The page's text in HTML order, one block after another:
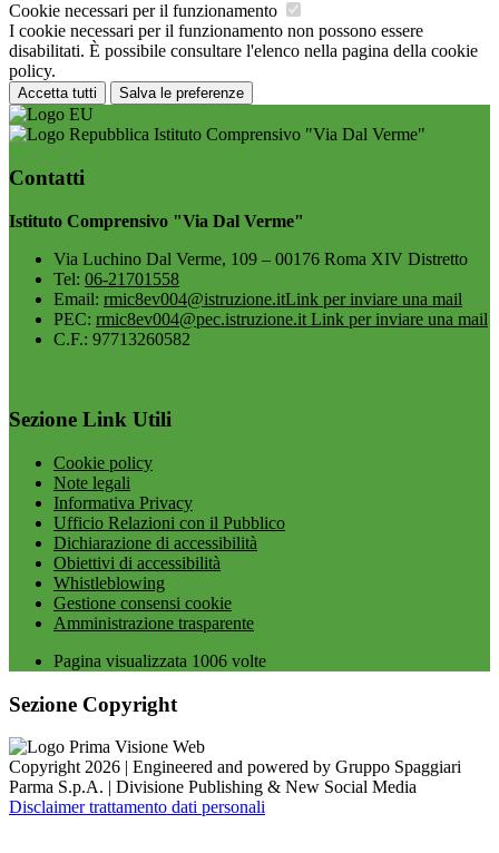
Cookie necessari per il funzionamento
I cookie necessari per il funzionamento non possono essere
disabilitati. È possibile consultare l'elenco nella pagina della cookie
policy.
Accetta tutti Salva le preferenze
Istituto Comprensivo "Via Dal Verme"
Contatti
Istituto Comprensivo "Via Dal Verme"
Via Luchino Dal Verme, 109 – 00176 Roma XIV Distretto
Tel: 06-21701558
Email: rmic8ev004@istruzione.itLink per inviare una mail
PEC: rmic8ev004@pec.istruzione.it Link per inviare una mail
C.F.: 97713260582
Sezione Link Utili
Cookie policy
Note legali
Informativa Privacy
Ufficio Relazioni con il Pubblico
Dichiarazione di accessibilità
Obiettivi di accessibilità
Whistleblowing
Gestione consensi cookie
Amministrazione trasparente
Pagina visualizzata 1006 volte
Sezione Copyright
Copyright 2026 | Engineered and powered by Gruppo Spaggiari
Parma S.p.A. | Divisione Publishing & New Social Media
Disclaimer trattamento dati personali